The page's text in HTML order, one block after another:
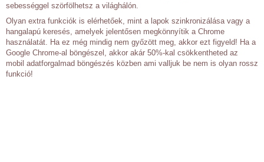
sebességgel szörfölhetsz a világhálón.
Olyan extra funkciók is elérhetőek, mint a lapok szinkronizálása vagy a
hangalapú keresés, amelyek jelentősen megkönnyítik a Chrome
használatát. Ha ez még mindig nem győzött meg, akkor ezt figyeld! Ha a
Google Chrome-al böngészel, akkor akár 50%-kal csökkentheted az
mobil adatforgalmad böngészés közben ami valljuk be nem is olyan rossz
funkció!